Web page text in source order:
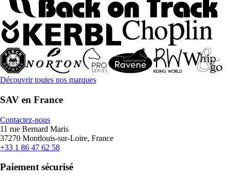
Découvrir toutes nos marques
SAV en France
Contactez-nous
11 rue Bernard Maris
37270 Montlouis-sur-Loire, France
+33 1 86 47 62 58
Paiement sécurisé